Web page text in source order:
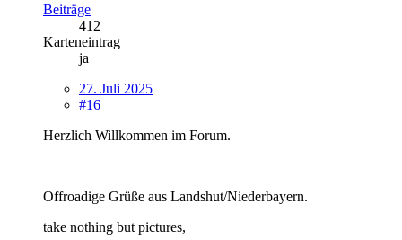
Beiträge
412
Karteneintrag
ja
27. Juli 2025
#16
Herzlich Willkommen im Forum.
Offroadige Grüße aus Landshut/Niederbayern.
take nothing but pictures,